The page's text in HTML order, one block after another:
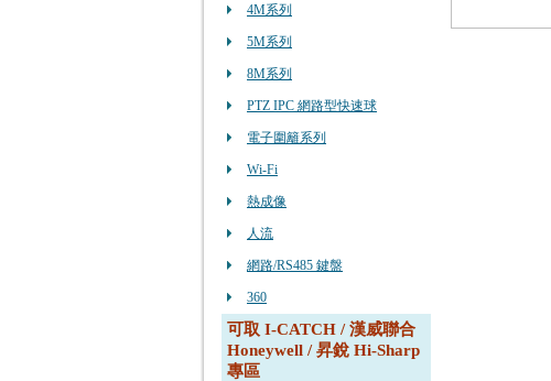
4M系列
5M系列
8M系列
PTZ IPC 網路型快速球
電子圍籬系列
Wi-Fi
熱成像
人流
網路/RS485 鍵盤
360
可取 I-CATCH / 漢威聯合
Honeywell / 昇銳 Hi-Sharp
專區